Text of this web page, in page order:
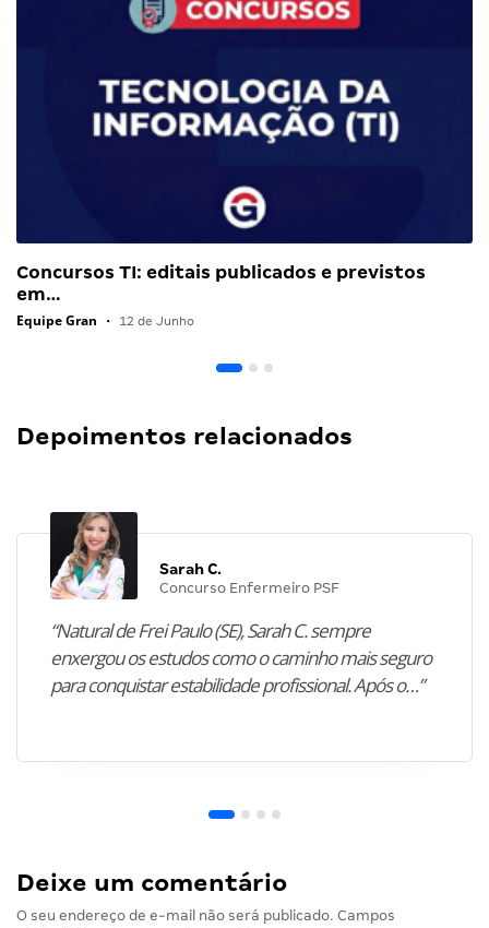
Concursos TI: editais publicados e previstos
em…
Equipe Gran • 12 de Junho
Depoimentos relacionados
Sarah C.
Concurso Enfermeiro PSF
“Natural de Frei Paulo (SE), Sarah C. sempre
enxergou os estudos como o caminho mais seguro
para conquistar estabilidade profissional. Após o…”
Deixe um comentário
O seu endereço de e-mail não será publicado. Campos